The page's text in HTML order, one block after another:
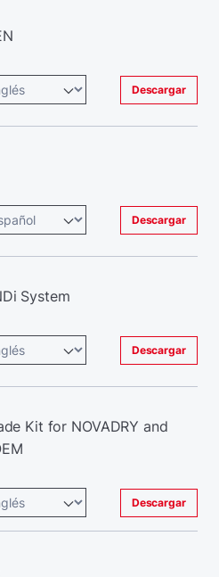
Descargar
Descargar
System
Descargar
Kit for NOVADRY and
Descargar